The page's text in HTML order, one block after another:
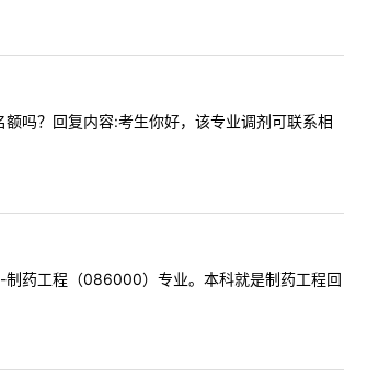
吗？回复内容:考生你好，该专业调剂可联系相
药工程（086000）专业。本科就是制药工程回